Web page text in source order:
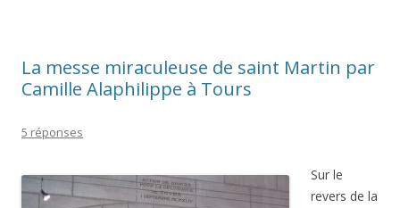
La messe miraculeuse de saint Martin par
Camille Alaphilippe à Tours
5 réponses
Sur le
revers de la